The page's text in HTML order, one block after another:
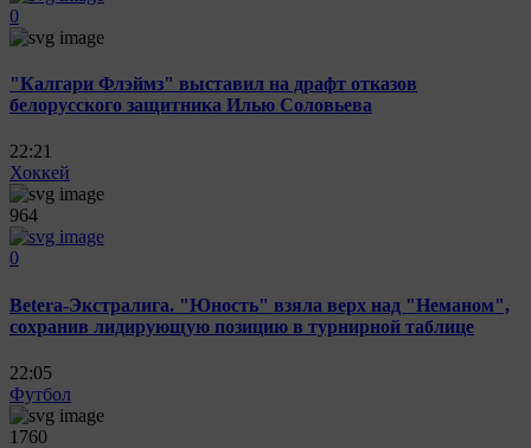
0
"Калгари Флэймз" выставил на драфт отказов
белорусского защитника Илью Соловьева
22:21
Хоккей
964
0
Betera-Экстралига. "Юность" взяла верх над "Неманом",
сохранив лидирующую позицию в турнирной таблице
22:05
Футбол
1760